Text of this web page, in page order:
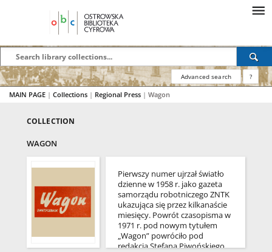
Advanced search ?
MAIN PAGE | Collections | Regional Press | Wagon
COLLECTION
WAGON
Pierwszy numer ujrzał światło
dzienne w 1958 r. jako gazeta
samorządu robotniczego ZNTK
ukazująca się przez kilkanaście
miesięcy. Powrót czasopisma w
1971 r. pod nowym tytułem
„Wagon” powróciło pod
redakcją Stefana Piwońskiego